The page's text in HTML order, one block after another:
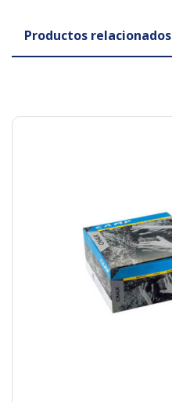
Productos relacionados